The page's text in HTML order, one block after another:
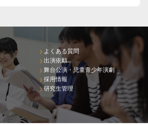
よくある質問
出演依頼
舞台公演・児童青少年演劇
採用情報
研究生管理